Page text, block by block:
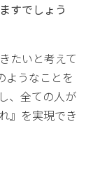
すでしょう
たいと考えて
ようなことを
、全ての人が
』を実現でき